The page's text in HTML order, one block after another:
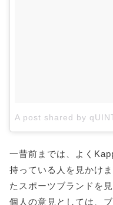
A post shared by
一昔前までは、よく
持っている人を見かけ
たスポーツブランドを
個人の意見としては、